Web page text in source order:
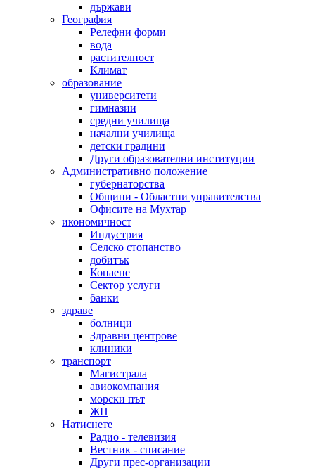
държави
География
Релефни форми
вода
растителност
Климат
образование
университети
гимназии
средни училища
начални училища
детски градини
Други образователни институции
Административно положение
губернаторства
Общини - Областни управителства
Офисите на Мухтар
икономичност
Индустрия
Селско стопанство
добитък
Копаене
Сектор услуги
банки
здраве
болници
Здравни центрове
клиники
транспорт
Магистрала
авиокомпания
морски път
ЖП
Натиснете
Радио - телевизия
Вестник - списание
Други прес-организации